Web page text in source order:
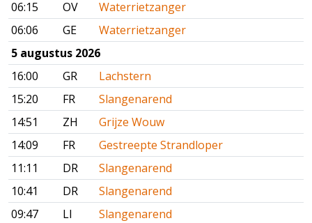
06:15
OV
Waterrietzanger
06:06
GE
Waterrietzanger
5 augustus 2026
16:00
GR
Lachstern
15:20
FR
Slangenarend
14:51
ZH
Grijze Wouw
14:09
FR
Gestreepte Strandloper
11:11
DR
Slangenarend
10:41
DR
Slangenarend
09:47
LI
Slangenarend